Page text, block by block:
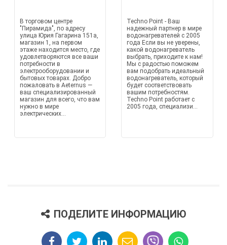
В торговом центре
"Пирамида", по адресу
улица Юрия Гагарина 151а,
магазин 1, на первом
этаже находится место, где
удовлетворяются все ваши
потребности в
электрооборудовании и
бытовых товарах. Добро
пожаловать в Aeternus —
ваш специализированный
магазин для всего, что вам
нужно в мире
электрических...
Techno Point - Ваш
надежный партнер в мире
водонагревателей с 2005
года Если вы не уверены,
какой водонагреватель
выбрать, приходите к нам!
Мы с радостью поможем
вам подобрать идеальный
водонагреватель, который
будет соответствовать
вашим потребностям.
Techno Point работает с
2005 года, специализи...
ПОДЕЛИТЕ ИНФОРМАЦИЮ